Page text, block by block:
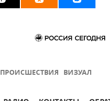
ПРОИСШЕСТВИЯ ВИЗУАЛ